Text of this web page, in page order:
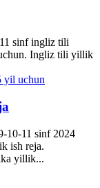
sinf ingliz tili
Ingliz tili yillik
10-11 sinf 2024
ish reja.
yillik...